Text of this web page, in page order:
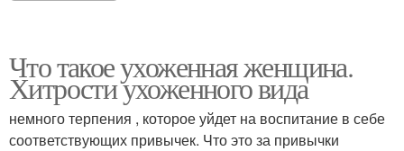
Что такое ухоженная женщина.
Хитрости ухоженного вида
немного терпения , которое уйдет на воспитание в себе
соответствующих привычек. Что это за привычки